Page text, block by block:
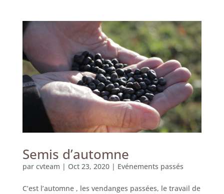
Semis d’automne
par cvteam | Oct 23, 2020| Evénements passés
C’est l’automne , les vendanges passées, le travail de